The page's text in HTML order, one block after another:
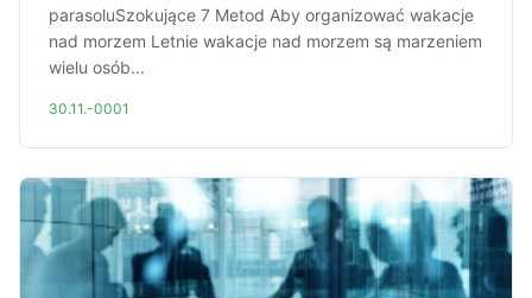
parasoluSzokujące 7 Metod Aby organizować wakacje
nad morzem Letnie wakacje nad morzem są marzeniem
wielu osób...
30.11.-0001